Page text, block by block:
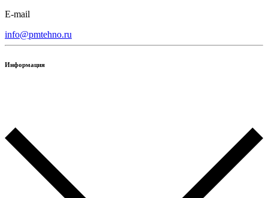
E-mail
info@pmtehno.ru
Информация